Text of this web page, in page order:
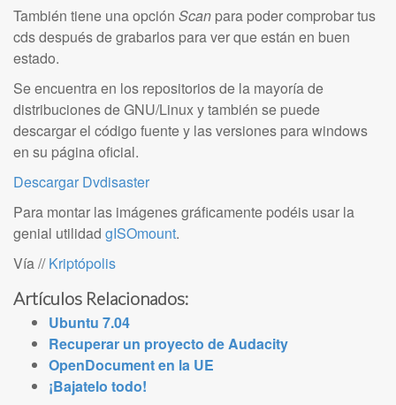
También tiene una opción Scan para poder comprobar tus
cds después de grabarlos para ver que están en buen
estado.
Se encuentra en los repositorios de la mayoría de
distribuciones de GNU/Linux y también se puede
descargar el código fuente y las versiones para windows
en su página oficial.
Descargar Dvdisaster
Para montar las imágenes gráficamente podéis usar la
genial utilidad gISOmount.
Vía //Kriptópolis
Artículos Relacionados:
Ubuntu 7.04
Recuperar un proyecto de Audacity
OpenDocument en la UE
¡Bajatelo todo!